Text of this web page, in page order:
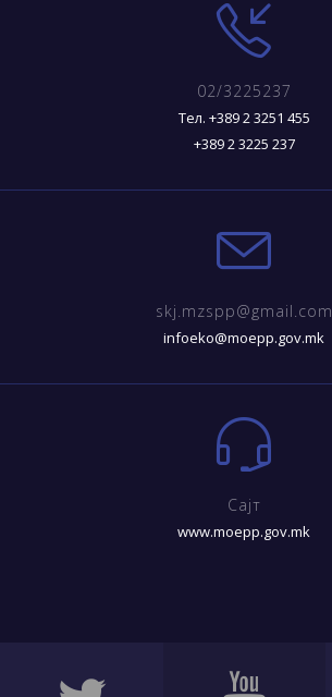
02/3225237
Тел. +389 2 3251 455
+389 2 3225 237
skj.mzspp@gmail.com
infoeko@moepp.gov.mk
Сајт
www.moepp.gov.mk